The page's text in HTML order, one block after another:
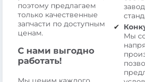
поэтому предлагаем
только качественные
запчасти по доступным
ценам.
С нами выгодно
работать!
Мы